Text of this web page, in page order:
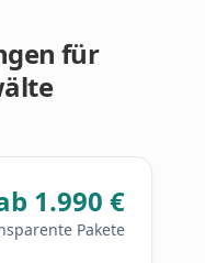
für
1.990 €
Pakete